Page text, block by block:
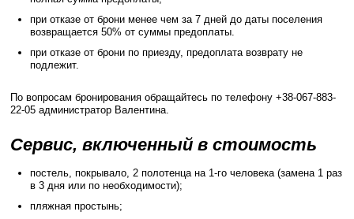
при отказе от брони менее чем за 7 дней до даты поселения
возвращается 50% от суммы предоплаты.
при отказе от брони по приезду, предоплата возврату не
подлежит.
По вопросам бронирования обращайтесь по телефону +38-067-883-
22-05 администратор Валентина.
Сервис, включенный в стоимость
постель, покрывало, 2 полотенца на 1-го человека (замена 1 раз
в 3 дня или по необходимости);
пляжная простынь;